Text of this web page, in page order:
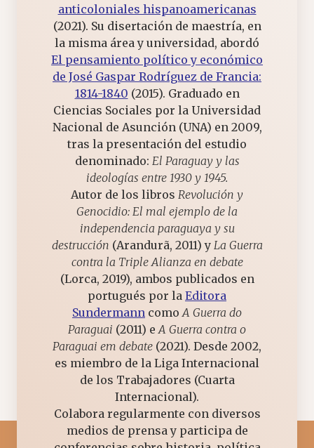
anticoloniales hispanoamericanas
(2021). Su disertación de maestría, en
la misma área y universidad, abordó
El pensamiento político y económico
de José Gaspar Rodríguez de Francia:
1814-1840 (2015). Graduado en
Ciencias Sociales por la Universidad
Nacional de Asunción (UNA) en 2009,
tras la presentación del estudio
denominado: El Paraguay y las
ideologías entre 1930 y 1945.
Autor de los libros Revolución y
Genocidio: El mal ejemplo de la
independencia paraguaya y su
destrucción (Arandurã, 2011) y La Guerra
contra la Triple Alianza en debate
(Lorca, 2019), ambos publicados en
portugués por la Editora
Sundermann como A Guerra do
Paraguai (2011) e A Guerra contra o
Paraguai em debate (2021). Desde 2002,
es miembro de la Liga Internacional
de los Trabajadores (Cuarta
Internacional).
Colabora regularmente con diversos
medios de prensa y participa de